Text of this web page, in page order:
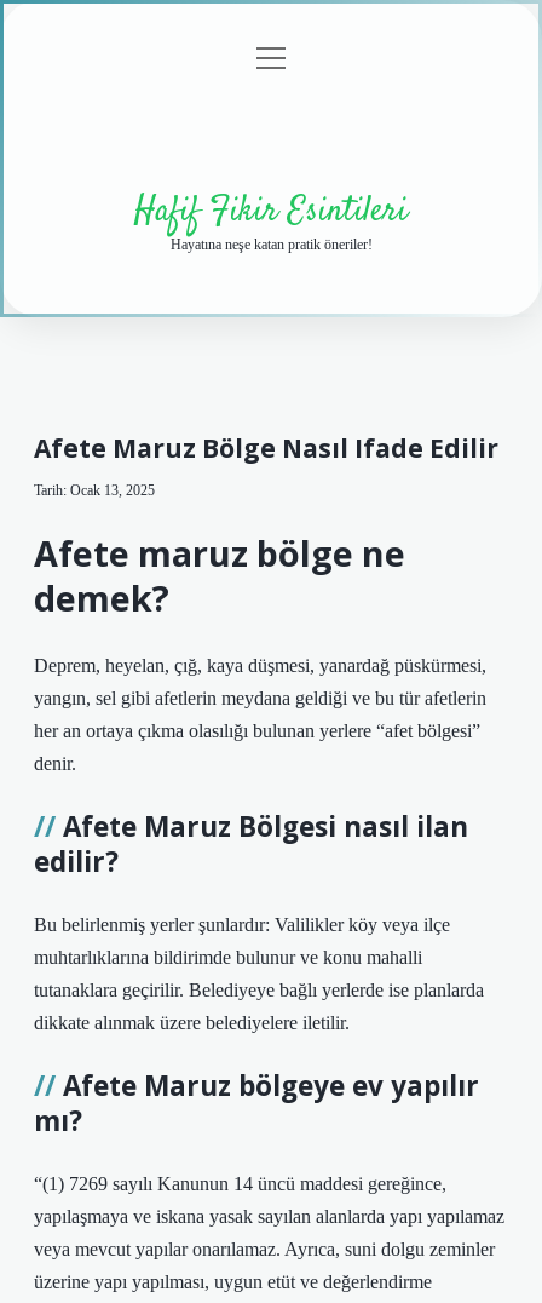
menüyü
Hafif Fikir Esintileri
Hayatına neşe katan pratik öneriler!
Afete Maruz Bölge Nasıl Ifade Edilir
Tarih: Ocak 13, 2025
Afete maruz bölge ne
demek?
Deprem, heyelan, çığ, kaya düşmesi, yanardağ püskürmesi,
yangın, sel gibi afetlerin meydana geldiği ve bu tür afetlerin
her an ortaya çıkma olasılığı bulunan yerlere “afet bölgesi”
denir.
Afete Maruz Bölgesi nasıl ilan
edilir?
Bu belirlenmiş yerler şunlardır: Valilikler köy veya ilçe
muhtarlıklarına bildirimde bulunur ve konu mahalli
tutanaklara geçirilir. Belediyeye bağlı yerlerde ise planlarda
dikkate alınmak üzere belediyelere iletilir.
Afete Maruz bölgeye ev yapılır
mı?
“(1) 7269 sayılı Kanunun 14 üncü maddesi gereğince,
yapılaşmaya ve iskana yasak sayılan alanlarda yapı yapılamaz
veya mevcut yapılar onarılamaz. Ayrıca, suni dolgu zeminler
üzerine yapı yapılması, uygun etüt ve değerlendirme